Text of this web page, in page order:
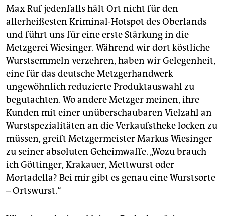
Max Ruf jedenfalls hält Ort nicht für den
allerheißesten Kriminal-Hotspot des Oberlands
und führt uns für eine erste Stärkung in die
Metzgerei Wiesinger. Während wir dort köstliche
Wurstsemmeln verzehren, haben wir Gelegenheit,
eine für das deutsche Metzgerhandwerk
ungewöhnlich reduzierte Produktauswahl zu
begutachten. Wo andere Metzger meinen, ihre
Kunden mit einer unüberschaubaren Vielzahl an
Wurstspezialitäten an die Verkaufstheke locken zu
müssen, greift Metzgermeister Markus Wiesinger
zu seiner absoluten Geheimwaffe. „Wozu brauch
ich Göttinger, Krakauer, Mettwurst oder
Mortadella? Bei mir gibt es genau eine Wurstsorte
– Ortswurst.“